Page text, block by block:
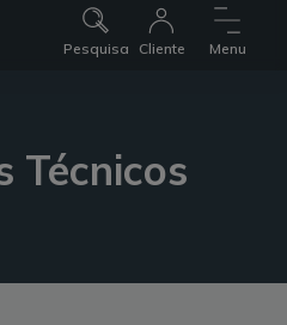
Pesquisa Cliente Menu
Técnicos